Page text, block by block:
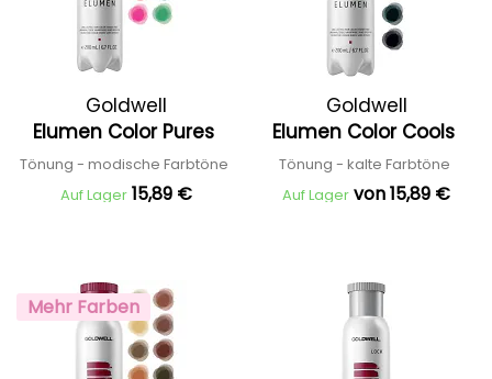
Goldwell
Elumen Color Pures
Tönung - modische Farbtöne
Auf Lager 15,89 €
Goldwell
Elumen Color Cools
Tönung - kalte Farbtöne
Auf Lager von 15,89 €
Mehr Farben